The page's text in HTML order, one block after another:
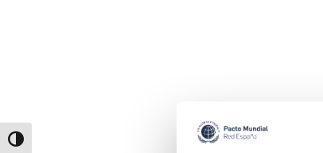
Alternar alto contraste